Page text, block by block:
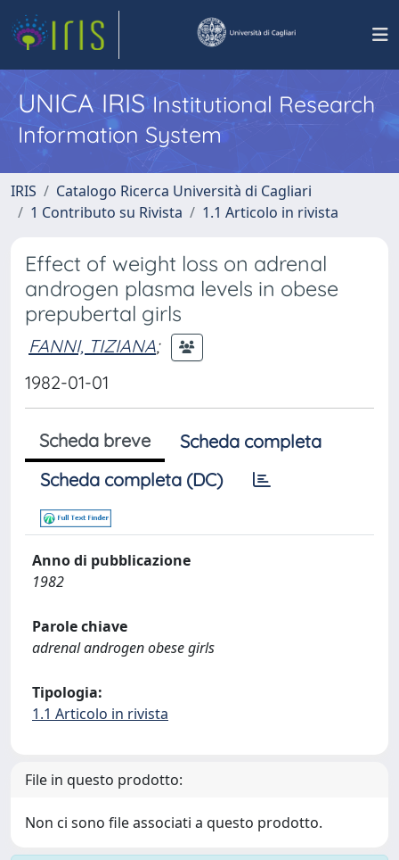
UNICA IRISInstitutional Research
Information System
IRIS
Catalogo Ricerca Università di Cagliari
1 Contributo su Rivista
1.1 Articolo in rivista
Effect of weight loss on adrenal
androgen plasma levels in obese
prepubertal girls
FANNI, TIZIANA;
1982-01-01
Scheda breve
Scheda completa
Scheda completa (DC)
Anno di pubblicazione
1982
Parole chiave
adrenal androgen obese girls
Tipologia:
1.1 Articolo in rivista
File in questo prodotto:
Non ci sono file associati a questo prodotto.